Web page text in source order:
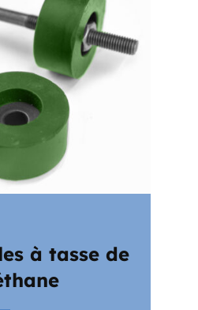
à tasse de